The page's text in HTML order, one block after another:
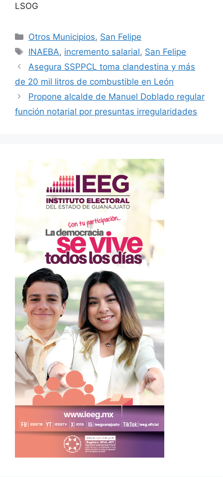
LSOG
Categorías
Otros Municipios, San Felipe
Etiquetas
INAEBA, incremento salarial, San Felipe
Asegura SSPPCL toma clandestina y más
de 20 mil litros de combustible en León
Propone alcalde de Manuel Doblado regular
función notarial por presuntas irregularidades